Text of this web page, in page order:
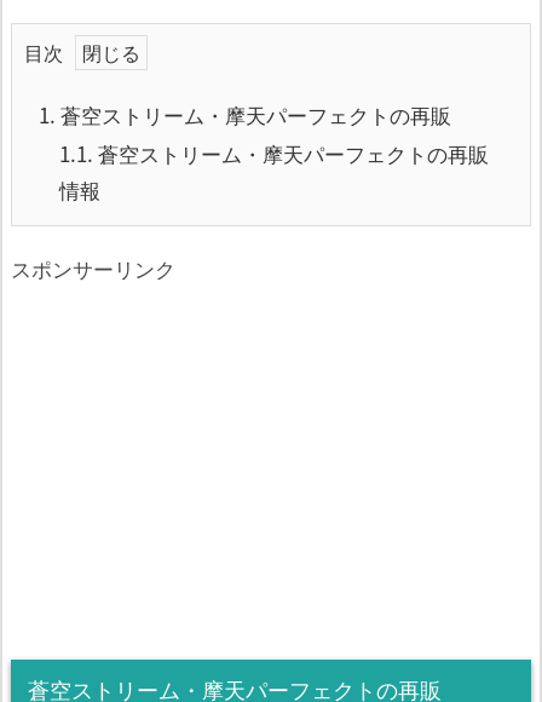
目次
1. 蒼空ストリーム・摩天パーフェクトの再販
1.1. 蒼空ストリーム・摩天パーフェクトの再販
情報
スポンサーリンク
蒼空ストリーム・摩天パーフェクトの再販